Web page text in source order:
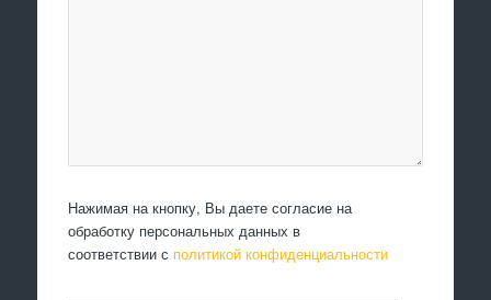
Нажимая на кнопку, Вы даете согласие на
обработку персональных данных в
соответствии с политикой конфиденциальности